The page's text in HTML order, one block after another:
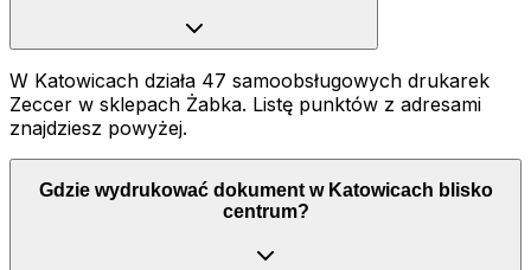
W Katowicach działa 47 samoobsługowych drukarek
Zeccer w sklepach Żabka. Listę punktów z adresami
znajdziesz powyżej.
Gdzie wydrukować dokument w Katowicach blisko
centrum?